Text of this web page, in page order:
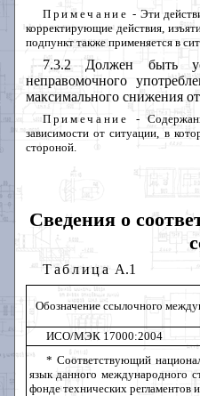
Примечание - Эти
корректирующие действия ,
подпункт также применяется в
7.3.2Должен быть
неправомочного
максимального снижения
Примечание -
зависимости от ситуации в
стороной
Сведения о
Таблица А.1
Обозначение ссылочного
ИСО/МЭК17000:2004
* Соответствующий
язык данного международного
фонде технических регламентов и